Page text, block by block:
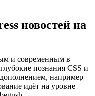
новостей на
и современным в
познания CSS и
например
идёт на уровне